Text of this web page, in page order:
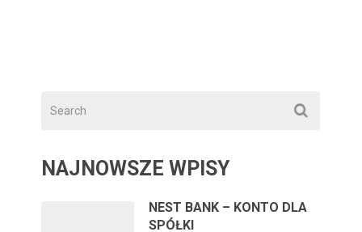
NAJNOWSZE WPISY
NEST BANK – KONTO DLA
SPÓŁKI